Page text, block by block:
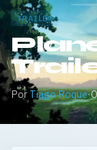
TRAILER
Por Tiago Roque·